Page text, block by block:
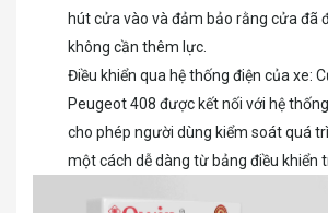
hút cửa vào và đảm bảo rằng cửa đã
không cần thêm lực.
Điều khiển qua hệ thống điện của xe:
Peugeot 408 được kết nối với hệ
cho phép người dùng kiểm soát quá
một cách dễ dàng từ bảng điều khiển